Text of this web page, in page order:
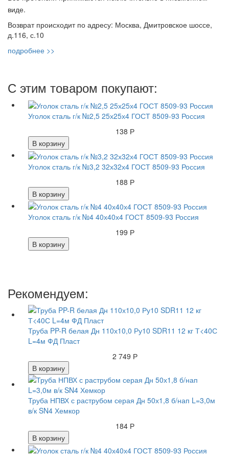
виде.
Возврат происходит по адресу: Москва, Дмитровское шоссе,
д.116, с.10
подробнее >>
С этим товаром покупают:
Уголок сталь г/к №2,5 25х25х4 ГОСТ 8509-93 Россия
138 Р
В корзину
Уголок сталь г/к №3,2 32х32х4 ГОСТ 8509-93 Россия
188 Р
В корзину
Уголок сталь г/к №4 40х40х4 ГОСТ 8509-93 Россия
199 Р
В корзину
Рекомендуем:
Труба PP-R белая Дн 110х10,0 Ру10 SDR11 12 кг Т<40С
L=4м ФД Пласт
2 749 Р
В корзину
Труба НПВХ с раструбом серая Дн 50х1,8 б/нап L=3,0м
в/к SN4 Хемкор
184 Р
В корзину